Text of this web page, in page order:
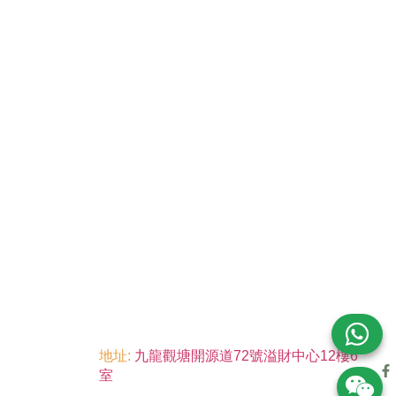
地址: 九龍觀塘開源道72號溢財中心12樓6
室